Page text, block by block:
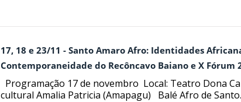
17, 18 e 23/11 - Santo Amaro Afro: Identidades
Contemporaneidade do Recôncavo Baiano e X Fórum
Programação 17 de novembro Local: Teatro Dona
cultural Amalia Patricia (Amapagu) Balé Afro de